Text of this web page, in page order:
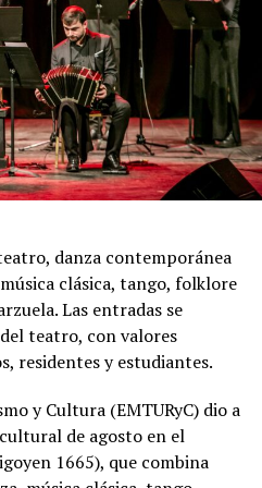
convierten cada cuadro en
sensibilidad y trabajo
no conocen Tango
tango puede emocionar a
quienes ya vivieron una de
de volver, porque cada
y un enorme trabajo en
al
Marín.
Estrella de Mar 2024 y
de Danza y con el Premio
Emmanuel Marín y Lola
danza contemporánea
clásica, tango, folklore
Las entradas se
teatro, con valores
residentes y estudiantes.
y Cultura (EMTURyC) dio a
de agosto en el
1665), que combina